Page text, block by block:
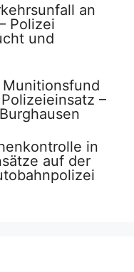
an
Polizei
und
–
in
auf der